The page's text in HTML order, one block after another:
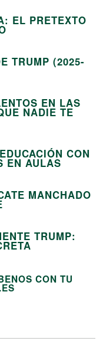
EL PRETEXTO
TRUMP (2025-
EN LAS
NADIE TE
CON
EN AULAS
MANCHADO
TRUMP:
CON TU